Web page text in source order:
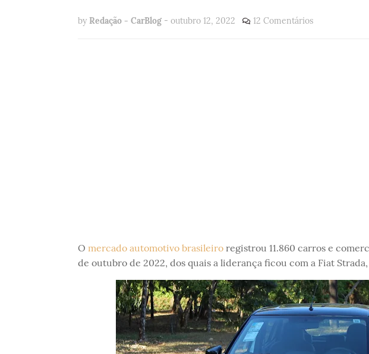
by Redação - CarBlog - outubro 12, 2022 12 Comentários
O mercado automotivo brasileiroregistrou 11.860 carros e
de outubro de 2022, dos quais a liderança ficou com a Fiat